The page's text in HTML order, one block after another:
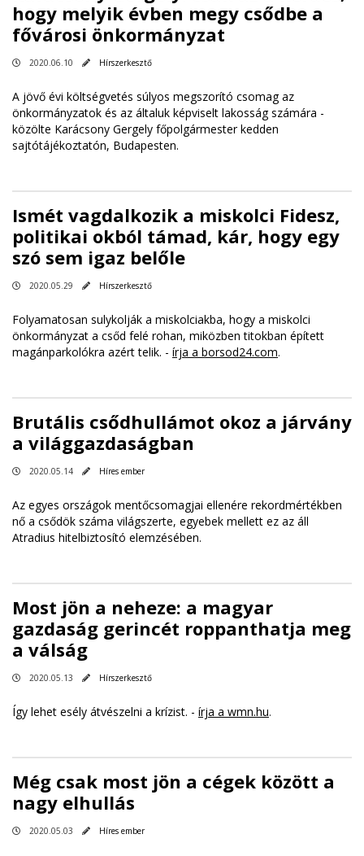
hogy melyik évben megy csődbe a
fővárosi önkormányzat
2020.06.10 Hírszerkesztő
A jövő évi költségvetés súlyos megszorító csomag az
önkormányzatok és az általuk képviselt lakosság számára -
közölte Karácsony Gergely főpolgármester kedden
sajtótájékoztatón, Budapesten.
Ismét vagdalkozik a miskolci Fidesz,
politikai okból támad, kár, hogy egy
szó sem igaz belőle
2020.05.29 Hírszerkesztő
Folyamatosan sulykolják a miskolciakba, hogy a miskolci
önkormányzat a csőd felé rohan, miközben titokban épített
magánparkolókra azért telik. - írja a borsod24.com.
Brutális csődhullámot okoz a járvány
a világgazdaságban
2020.05.14 Híres ember
Az egyes országok mentőcsomagjai ellenére rekordmértékben
nő a csődök száma világszerte, egyebek mellett ez az áll
Atradius hitelbiztosító elemzésében.
Most jön a neheze: a magyar
gazdaság gerincét roppanthatja meg
a válság
2020.05.13 Hírszerkesztő
Így lehet esély átvészelni a krízist. - írja a wmn.hu.
Még csak most jön a cégek között a
nagy elhullás
2020.05.03 Híres ember